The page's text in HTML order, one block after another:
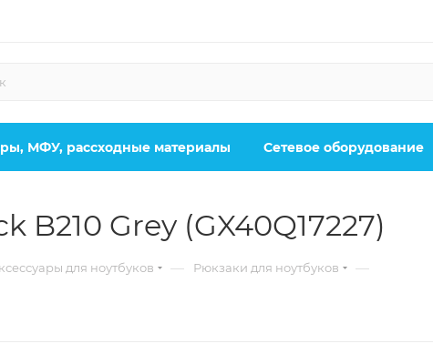
МФУ, рассходные материалы Сетевое оборудование
Grey (GX40Q17227)
для ноутбуков — Рюкзаки для ноутбуков —